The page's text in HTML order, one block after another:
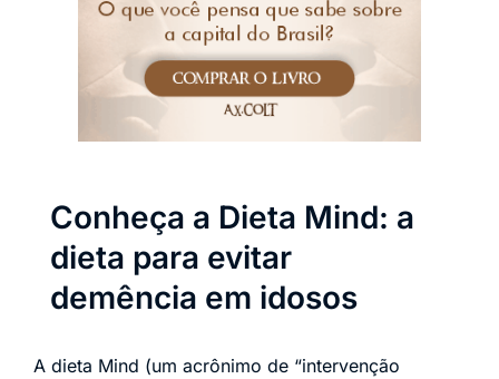
Conheça a Dieta Mind: a
dieta para evitar
demência em idosos
A dieta Mind (um acrônimo de “intervenção